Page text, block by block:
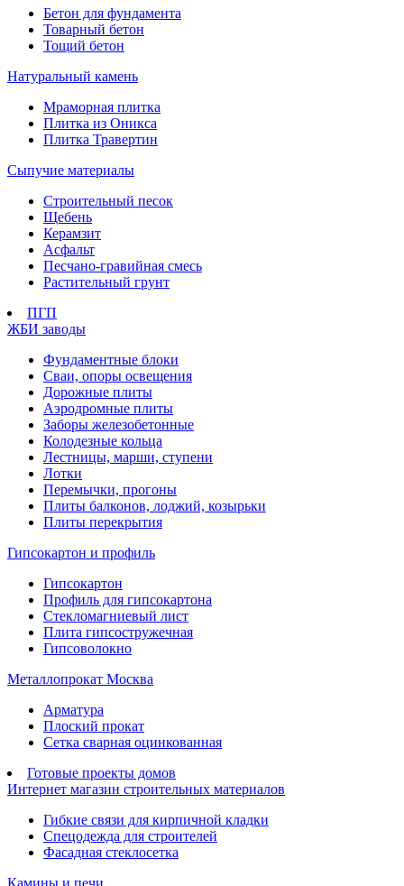
Бетон для фундамента
Товарный бетон
Тощий бетон
Натуральный камень
Мраморная плитка
Плитка из Оникса
Плитка Травертин
Сыпучие материалы
Строительный песок
Щебень
Керамзит
Асфальт
Песчано-гравийная смесь
Растительный грунт
ПГП
ЖБИ заводы
Фундаментные блоки
Сваи, опоры освещения
Дорожные плиты
Аэродромные плиты
Заборы железобетонные
Колодезные кольца
Лестницы, марши, ступени
Лотки
Перемычки, прогоны
Плиты балконов, лоджий, козырьки
Плиты перекрытия
Гипсокартон и профиль
Гипсокартон
Профиль для гипсокартона
Стекломагниевый лист
Плита гипсостружечная
Гипсоволокно
Металлопрокат Москва
Арматура
Плоский прокат
Сетка сварная оцинкованная
Готовые проекты домов
Интернет магазин строительных материалов
Гибкие связи для кирпичной кладки
Спецодежда для строителей
Фасадная стеклосетка
Камины и печи